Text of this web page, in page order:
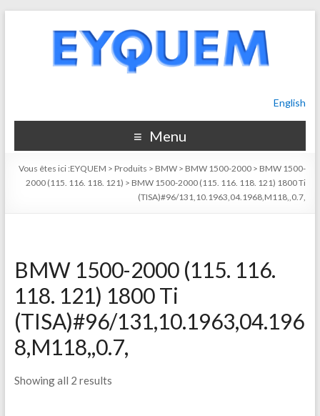
English
Menu
Vous êtes ici :EYQUEM > Produits > BMW > BMW 1500-2000 > BMW 1500-
2000 (115. 116. 118. 121) > BMW 1500-2000 (115. 116. 118. 121) 1800 Ti
(TISA)#96/131,10.1963,04.1968,M118,,0.7,
BMW 1500-2000 (115. 116.
118. 121) 1800 Ti
(TISA)#96/131,10.1963,04.196
8,M118,,0.7,
Showing all 2 results